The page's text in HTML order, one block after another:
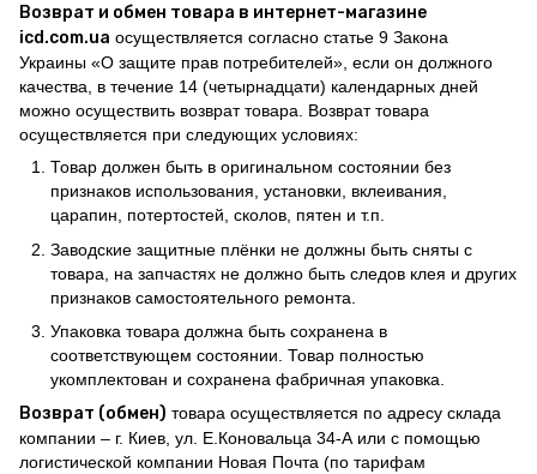
Возврат и обмен товара в интернет-магазине
icd.com.ua осуществляется согласно статье 9 Закона
Украины «О защите прав потребителей», если он должного
качества, в течение 14 (четырнадцати) календарных дней
можно осуществить возврат товара. Возврат товара
осуществляется при следующих условиях:
Товар должен быть в оригинальном состоянии без
признаков использования, установки, вклеивания,
царапин, потертостей, сколов, пятен и т.п.
Заводские защитные плёнки не должны быть сняты с
товара, на запчастях не должно быть следов клея и других
признаков самостоятельного ремонта.
Упаковка товара должна быть сохранена в
соответствующем состоянии. Товар полностью
укомплектован и сохранена фабричная упаковка.
Возврат (обмен) товара осуществляется по адресу склада
компании – г. Киев, ул. Е.Коновальца 34-А или с помощью
логистической компании Новая Почта (по тарифам